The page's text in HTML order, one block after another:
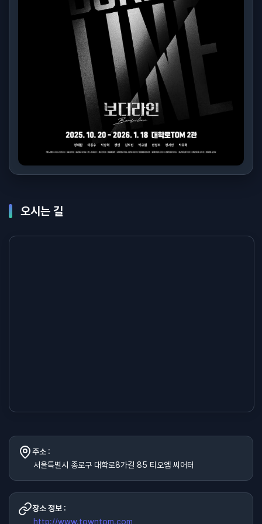
오시는 길
주소 :
서울특별시 종로구 대학로8가길 85 티오엠 씨어터
장소 정보 :
http://www.towntom.com